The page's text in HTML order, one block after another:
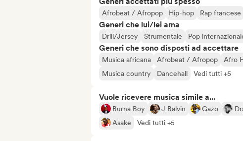
Afrobeat / Afropop Hip-hop Rap francese
Generi che lui/lei ama
Drill/Jersey Strumentale Pop
Generi che sono disposti ad accettare
Musica africana Afrobeat / Afropop Afro
Musica country
Dancehall Vedi tutti +5
Vuole ricevere musica simile a...
Burna Boy J Balvin Gazo
Asake
Vedi tutti +5